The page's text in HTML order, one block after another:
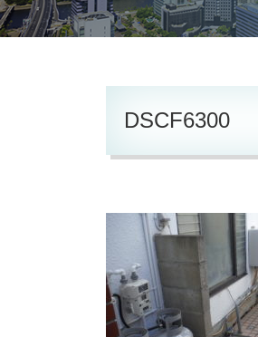
DSCF6300